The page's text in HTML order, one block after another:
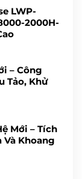
LWP-
2000H-
– Công
Tảo, Khử
Mới – Tích
Và Khoang